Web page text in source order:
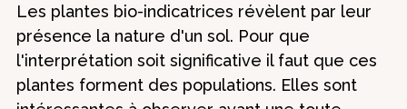
Les plantes bio-indicatrices révèlent par leur
présence la nature d'un sol. Pour que
l'interprétation soit significative il faut que ces
plantes forment des populations. Elles sont